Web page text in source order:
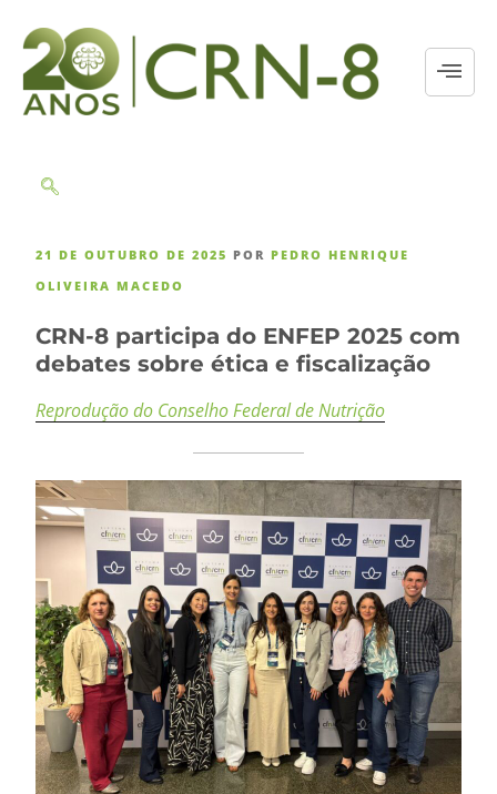
21 DE OUTUBRO DE 2025 POR PEDRO HENRIQUE
OLIVEIRA MACEDO
CRN-8 participa do ENFEP 2025 com
debates sobre ética e fiscalização
Reprodução do Conselho Federal de Nutrição